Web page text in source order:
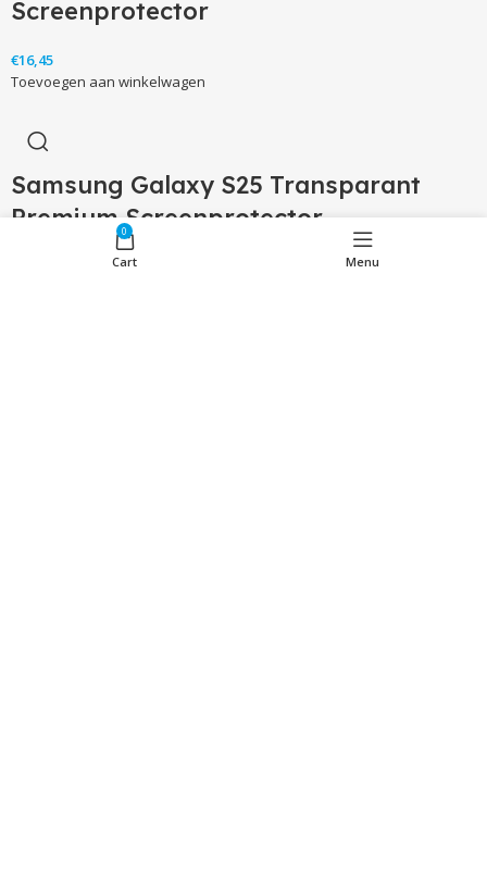
Screenprotector
€
Toevoegen aan winkelwagen
Samsung Galaxy S25 Transparant
Premium Screenprotector
0
Cart Menu